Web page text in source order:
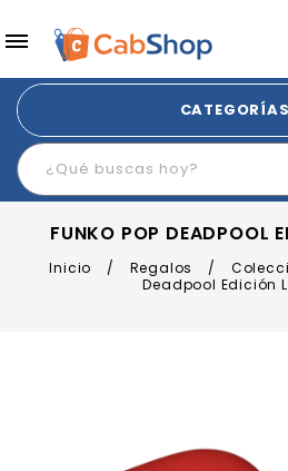
CATEGORÍAS
FUNKO POP DEADPOOL
Inicio / Regalos /
Deadpool Edición